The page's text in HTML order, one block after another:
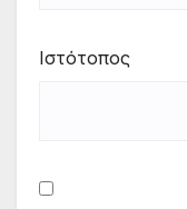
Ιστότοπος